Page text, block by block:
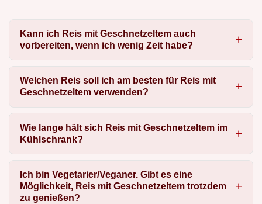
Kann ich Reis mit Geschnetzeltem auch
vorbereiten, wenn ich wenig Zeit habe?
Welchen Reis soll ich am besten für Reis mit
Geschnetzeltem verwenden?
Wie lange hält sich Reis mit Geschnetzeltem im
Kühlschrank?
Ich bin Vegetarier/Veganer. Gibt es eine
Möglichkeit, Reis mit Geschnetzeltem trotzdem
zu genießen?